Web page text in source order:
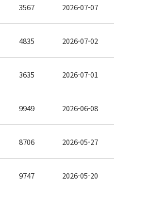
3567 2026-07-07
4835 2026-07-02
3635 2026-07-01
9949 2026-06-08
8706 2026-05-27
9747 2026-05-20